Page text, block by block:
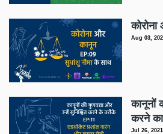
Aug 03,
कानूनों
करने का
Jul 26, 2021